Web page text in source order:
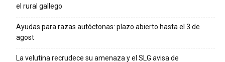
el rural gallego
Ayudas para razas autóctonas: plazo abierto hasta el 3 de
agost
La velutina recrudece su amenaza y el SLG avisa de